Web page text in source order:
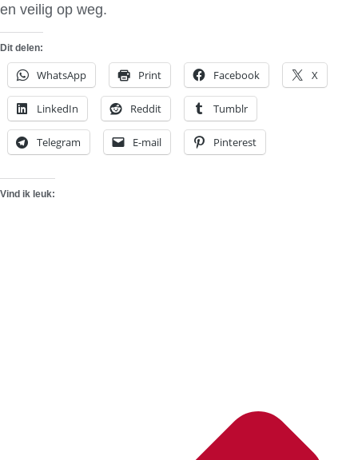
en veilig op weg.
Dit delen:
WhatsApp Print Facebook X
LinkedIn Reddit Tumblr
Telegram E-mail Pinterest
Vind ik leuk: